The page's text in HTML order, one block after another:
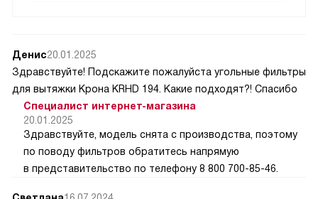
Денис20.01.2025
Здравствуйте! Подскажите пожалуйста угольные фильтры
для вытяжки Крона KRHD 194. Какие подходят?! Спасибо
Специалист интернет-магазина
20.01.2025
Здравствуйте, модель снята с производства, поэтому
по поводу фильтров обратитесь напрямую
в представительство по телефону 8 800 700-85-46.